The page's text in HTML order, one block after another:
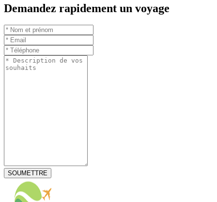
Demandez rapidement un voyage